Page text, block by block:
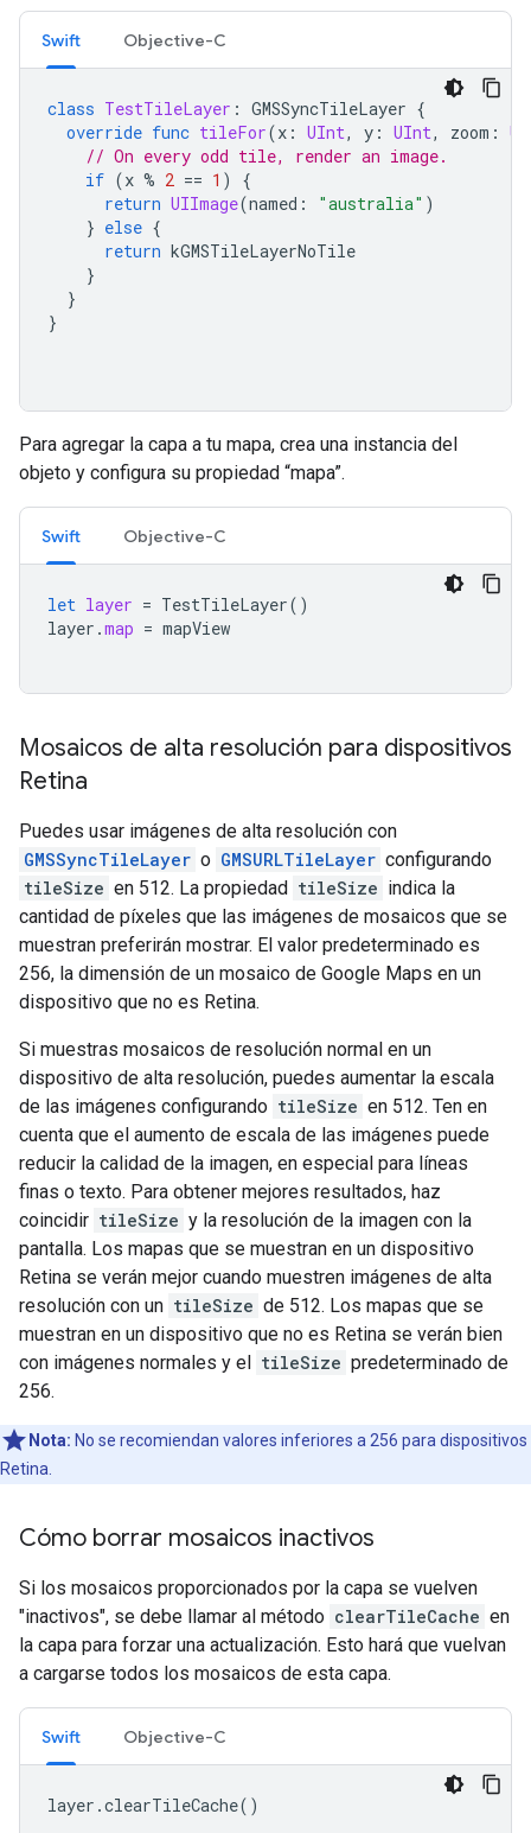
Swift Objective-C
class TestTileLayer : GMSSyncTileLayer {
override func tileFor(x : UInt, y : UInt, zoom :
// On every odd tile, render an image.
if (x % 2 == 1 )
{
return UIImage(named : "australia" )
} else {
return kGMSTileLayerNoTile
}
}
}
Para agregar la capa a tu mapa, crea una instancia del
objeto y configura su propiedad “mapa”.
Swift Objective-C
let layer = TestTileLayer()
layer .map = mapView
Mosaicos de alta resolución para dispositivos
Retina
Puedes usar imágenes de alta resolución con
GMSSyncTileLayer o GMSURLTileLayer configurando
tileSize en 512. La propiedad tileSize indica la
cantidad de píxeles que las imágenes de mosaicos que se
muestran preferirán mostrar. El valor predeterminado es
256, la dimensión de un mosaico de Google Maps en un
dispositivo que no es Retina.
Si muestras mosaicos de resolución normal en un
dispositivo de alta resolución, puedes aumentar la escala
de las imágenes configurando tileSize en 512. Ten en
cuenta que el aumento de escala de las imágenes puede
reducir la calidad de la imagen, en especial para líneas
finas o texto. Para obtener mejores resultados, haz
coincidir tileSize y la resolución de la imagen con la
pantalla. Los mapas que se muestran en un dispositivo
Retina se verán mejor cuando muestren imágenes de alta
resolución con un tileSize de 512. Los mapas que se
muestran en un dispositivo que no es Retina se verán bien
con imágenes normales y el tileSize predeterminado de
256.
Nota: No se recomiendan valores inferiores a 256 para dispositivos
Retina.
Cómo borrar mosaicos inactivos
Si los mosaicos proporcionados por la capa se vuelven
"inactivos", se debe llamar al método clearTileCache en
la capa para forzar una actualización. Esto hará que vuelvan
a cargarse todos los mosaicos de esta capa.
Swift Objective-C
layer .clearTileCache()